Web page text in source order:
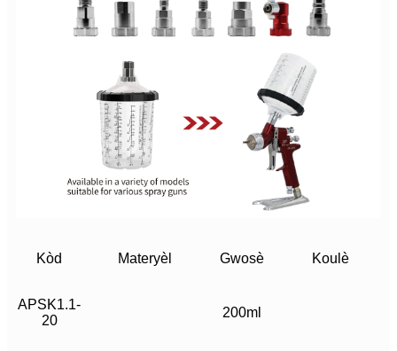
Kòd Materyèl Gwosè Koulè
APSK1.1-
20
200ml